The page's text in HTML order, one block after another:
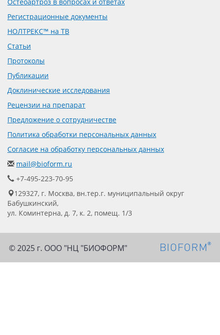
Регистрационные документы
НОЛТРЕКС™ на ТВ
Статьи
Протоколы
Публикации
Доклинические исследования
Рецензии на препарат
Предложение о сотрудничестве
Политика обработки персональных данных
Согласие на обработку персональных данных
mail@bioform.ru
+7-495-223-70-95
129327, г. Москва, вн.тер.г. муниципальный округ
Бабушкинский,
ул. Коминтерна, д. 7, к. 2, помещ. 1/3
© 2025 г. ООО "НЦ "БИОФОРМ"